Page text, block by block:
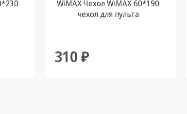
WiMAX Чехол WiMAX 60*190
чехол для пульта
310 ₽